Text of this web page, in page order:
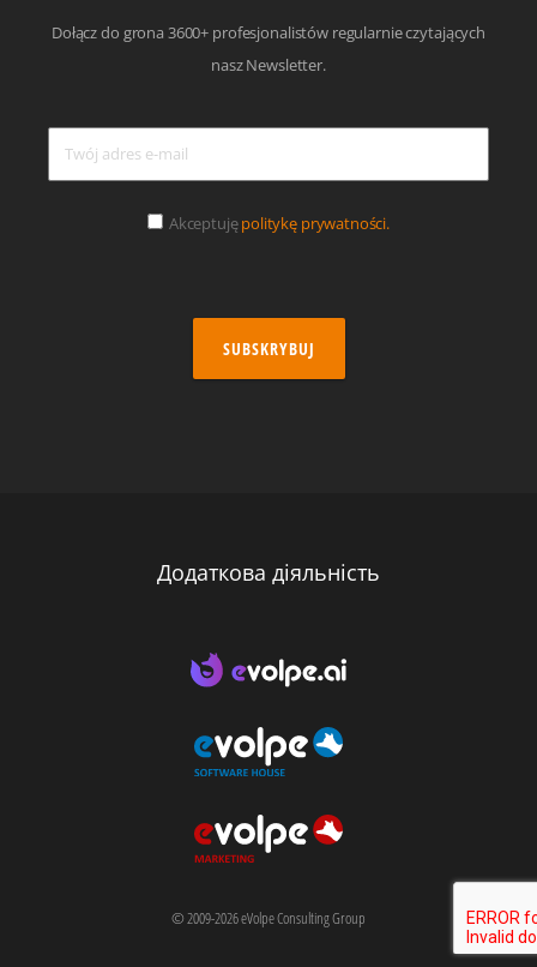
Dołącz do grona 3600+ profesjonalistów regularnie czytających
nasz Newsletter.
Akceptujępolitykę prywatności.
SUBSKRYBUJ
Додаткова діяльність
© 2009-2026 eVolpe Consulting Group